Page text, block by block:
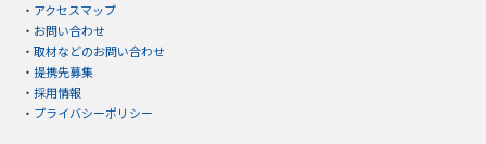
・ アクセスマップ
・ お問い合わせ
・ 取材などのお問い合わせ
・ 提携先募集
・ 採用情報
・ プライバシーポリシー